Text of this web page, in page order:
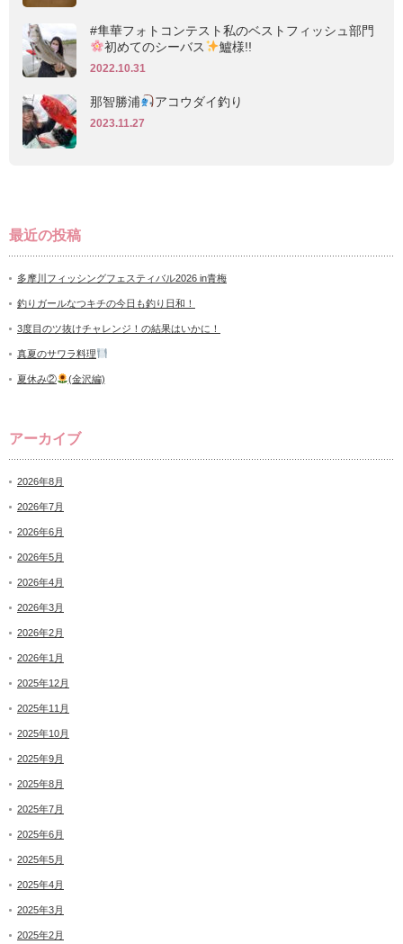
#隼華フォトコンテスト私のベストフィッシュ部門
初めてのシーバス
鱸様!!
2022.10.31
那智勝浦 アコウダイ釣り
2023.11.27
最近の投稿
多摩川フィッシングフェスティバル2026 in青梅
釣りガールなつキチの今日も釣り日和！
3度目のツ抜けチャレンジ！の結果はいかに！
真夏のサワラ料理
夏休み② (金沢編)
アーカイブ
2026年8月
2026年7月
2026年6月
2026年5月
2026年4月
2026年3月
2026年2月
2026年1月
2025年12月
2025年11月
2025年10月
2025年9月
2025年8月
2025年7月
2025年6月
2025年5月
2025年4月
2025年3月
2025年2月